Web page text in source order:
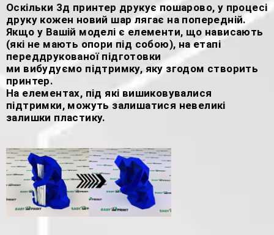
Оскільки 3д принтер друкує пошарово, у процесі
друку кожен новий шар лягає на попередній.
Якщо у Вашій моделі є елементи, що нависають
(які не мають опори під собою), на етапі
переддрукованої підготовки
ми вибудуємо підтримку, яку згодом створить
принтер.
На елементах, під які вишиковувалися
підтримки, можуть залишатися невеликі
залишки пластику.